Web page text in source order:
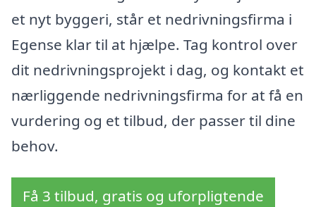
et nyt byggeri, står et nedrivningsfirma i
Egense klar til at hjælpe. Tag kontrol over
dit nedrivningsprojekt i dag, og kontakt et
nærliggende nedrivningsfirma for at få en
vurdering og et tilbud, der passer til dine
behov.
Få 3 tilbud, gratis og uforpligtende